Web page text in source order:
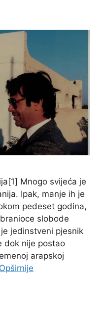
Mnogo svijeća je
Ipak, manje ih je
pedeset godina,
slobode
jedinstveni pjesnik
dok nije postao
arapskoj
Opširnije